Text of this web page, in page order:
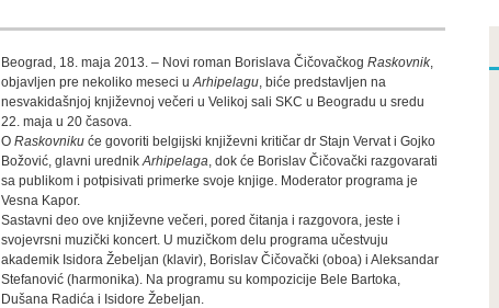
Beograd, 18. maja 2013. – Novi roman Borislava Čičovačkog Raskovnik,
objavljen pre nekoliko meseci uArhipelagu, biće predstavljen na
nesvakidašnjoj književnoj večeri u Velikoj sali SKC u Beogradu u sredu
22. maja u 20 časova.
O Raskovniku će govoriti belgijski književni kritičar dr Stajn Vervat i Gojko
Božović, glavni urednikArhipelaga, dok će Borislav Čičovački razgovarati
sa publikom i potpisivati primerke svoje knjige. Moderator programa je
Vesna Kapor.
Sastavni deo ove književne večeri, pored čitanja i razgovora, jeste i
svojevrsni muzički koncert. U muzičkom delu programa učestvuju
akademik Isidora Žebeljan (klavir), Borislav Čičovački (oboa) i Aleksandar
Stefanović (harmonika). Na programu su kompozicije Bele Bartoka,
Dušana Radića i Isidore Žebeljan.